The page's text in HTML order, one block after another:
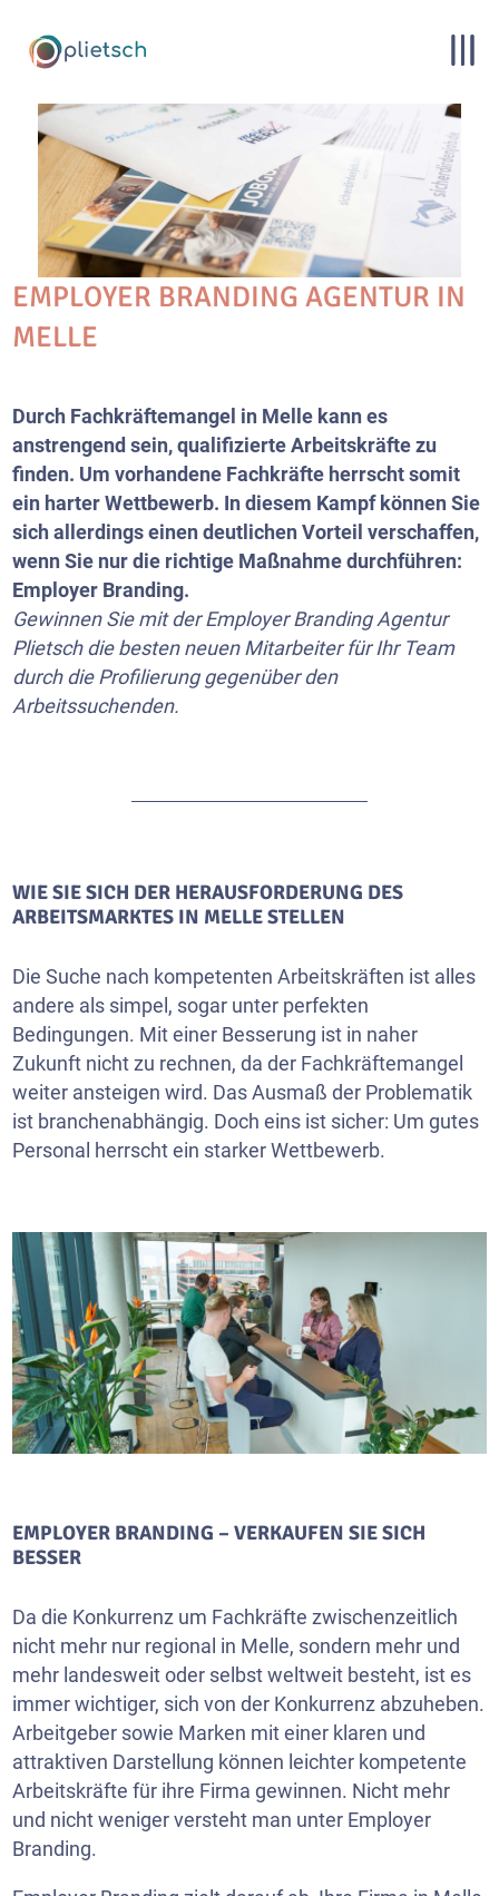
EMPLOYER BRANDING AGENTUR IN
MELLE
Durch Fachkräftemangel in Melle kann es
anstrengend sein, qualifizierte Arbeitskräfte zu
finden. Um vorhandene Fachkräfte herrscht somit
ein harter Wettbewerb. In diesem Kampf können Sie
sich allerdings einen deutlichen Vorteil verschaffen,
wenn Sie nur die richtige Maßnahme durchführen:
Employer Branding.
Gewinnen Sie mit der Employer Branding Agentur
Plietsch die besten neuen Mitarbeiter für Ihr Team
durch die Profilierung gegenüber den
Arbeitssuchenden.
WIE SIE SICH DER HERAUSFORDERUNG DES
ARBEITSMARKTES IN MELLE STELLEN
Die Suche nach kompetenten Arbeitskräften ist alles
andere als simpel, sogar unter perfekten
Bedingungen. Mit einer Besserung ist in naher
Zukunft nicht zu rechnen, da der Fachkräftemangel
weiter ansteigen wird. Das Ausmaß der Problematik
ist branchenabhängig. Doch eins ist sicher: Um gutes
Personal herrscht ein starker Wettbewerb.
EMPLOYER BRANDING – VERKAUFEN SIE SICH
BESSER
Da die Konkurrenz um Fachkräfte zwischenzeitlich
nicht mehr nur regional in Melle, sondern mehr und
mehr landesweit oder selbst weltweit besteht, ist es
immer wichtiger, sich von der Konkurrenz abzuheben.
Arbeitgeber sowie Marken mit einer klaren und
attraktiven Darstellung können leichter kompetente
Arbeitskräfte für ihre Firma gewinnen. Nicht mehr
und nicht weniger versteht man unter Employer
Branding.